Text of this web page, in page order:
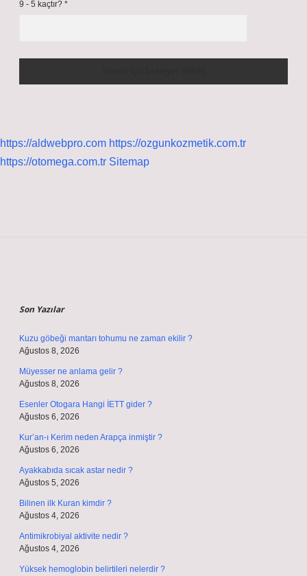
9 - 5 kaçtır? *
https://aldwebpro.com https://ozgunkozmetik.com.tr
https://otomega.com.tr Sitemap
Son Yazılar
Kuzu göbeği mantarı tohumu ne zaman ekilir ?
Ağustos 8, 2026
Müyesser ne anlama gelir ?
Ağustos 8, 2026
Esenler Otogara Hangi İETT gider ?
Ağustos 6, 2026
Kur’an-ı Kerim neden Arapça inmiştir ?
Ağustos 6, 2026
Ayakkabıda sıcak astar nedir ?
Ağustos 5, 2026
Bilinen ilk Kuran kimdir ?
Ağustos 4, 2026
Antimikrobiyal aktivite nedir ?
Ağustos 4, 2026
Yüksek hemoglobin belirtileri nelerdir ?